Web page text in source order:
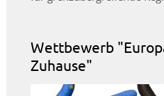
Wettbewerb
Zuhause"